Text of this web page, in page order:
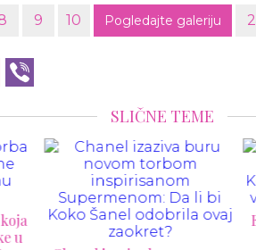
9 10 Pogledajte galeriju 2
Pinterest
SLIČNE TEME
Erling Holand postao nova
modna ikona: Kolekcija